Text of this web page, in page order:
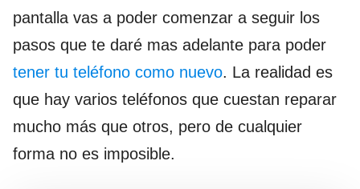
pantalla vas a poder comenzar a seguir los
pasos que te daré mas adelante para poder
tener tu teléfono como nuevo. La realidad es
que hay varios teléfonos que cuestan reparar
mucho más que otros, pero de cualquier
forma no es imposible.